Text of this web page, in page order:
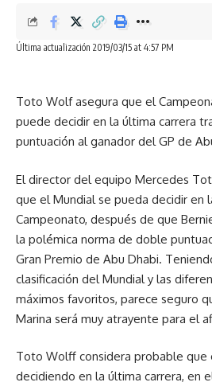
Última actualización 2019/03/15 at 4:57 PM
Toto Wolf asegura que el
puede decidir en la última carrera
puntuación al ganador del GP de
El director del equipo Mercedes
que el Mundial se pueda decidir en
Campeonato, después de que
la polémica norma de doble
Gran Premio de Abu Dhabi.
clasificación del Mundial y las
máximos favoritos, parece seguro
Marina será muy atrayente para el
Toto Wolff considera probable que
decidiendo en la última carrera, en